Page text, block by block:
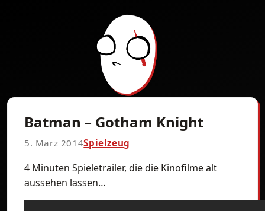
Batman – Gotham Knight
5. März 2014Spielzeug
4 Minuten Spieletrailer, die die Kinofilme alt
aussehen lassen…